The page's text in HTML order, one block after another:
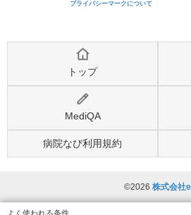
プライバシーマークについて
トップ
MediQA
病院なび利用規約
©2026 株式会社